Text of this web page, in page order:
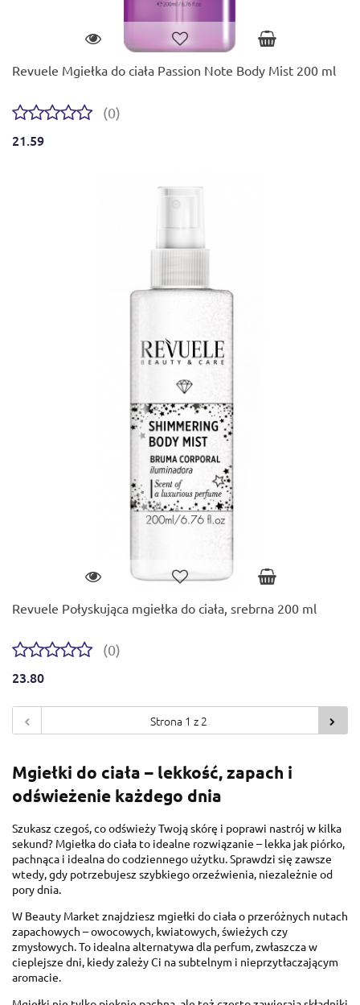
Revuele Mgiełka do ciała Passion Note Body Mist 200 ml
(0)
21.59
Revuele Połyskująca mgiełka do ciała, srebrna 200 ml
(0)
23.80
Mgiełki do ciała – lekkość, zapach i
odświeżenie każdego dnia
Szukasz czegoś, co odświeży Twoją skórę i poprawi nastrój w kilka
sekund? Mgiełka do ciała to idealne rozwiązanie – lekka jak piórko,
pachnąca i idealna do codziennego użytku. Sprawdzi się zawsze
wtedy, gdy potrzebujesz szybkiego orzeźwienia, niezależnie od
pory dnia.
W Beauty Market znajdziesz mgiełki do ciała o przeróżnych nutach
zapachowych – owocowych, kwiatowych, świeżych czy
zmysłowych. To idealna alternatywa dla perfum, zwłaszcza w
cieplejsze dni, kiedy zależy Ci na subtelnym i nieprzytłaczającym
aromacie.